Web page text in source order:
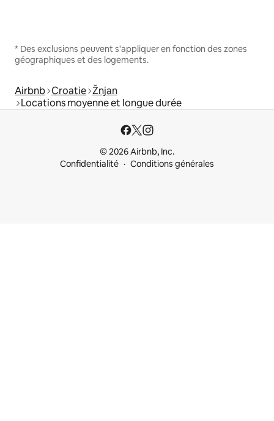
* Des exclusions peuvent s'appliquer en fonction des zones
géographiques et des logements.
Airbnb Croatie Žnjan
Locations moyenne et longue durée
© 2026 Airbnb, Inc.
Confidentialité
Conditions générales